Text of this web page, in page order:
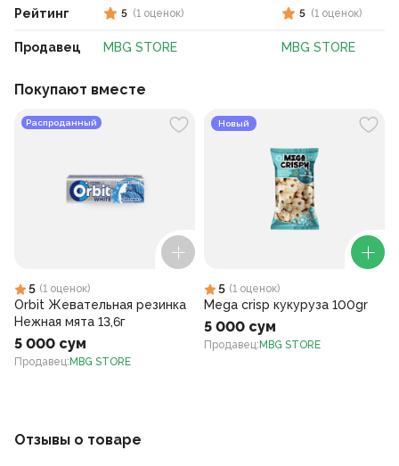
Рейтинг
Продавец
5 (1 оценок)
MBG STORE
5 (1 оценок)
MBG STORE
Покупают вместе
Распроданный
5 (1 оценок)
Orbit Жевательная резинка
Нежная мята 13,6г
5 000 сум
Продавец: MBG STORE
Новый
5 (1 оценок)
Mega crisp кукуруза 100gr
5 000 сум
Продавец: MBG STORE
Отзывы о товаре